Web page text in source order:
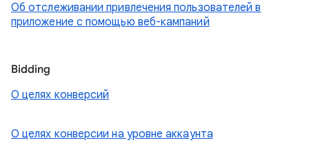
Об отслеживании привлечения пользователей в
приложение с помощью веб-кампаний
Bidding
О целях конверсий
О целях конверсии на уровне аккаунта